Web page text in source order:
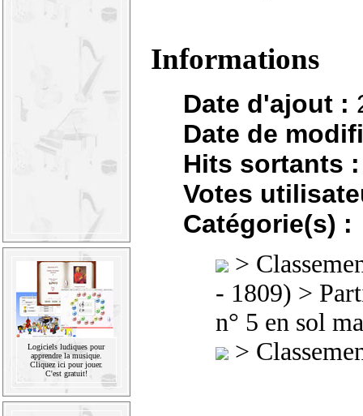
Logiciels ludiques pour
apprendre la musique.
Cliquez ici pour jouer.
C'est gratuit!
Informations
Date d'ajout :
Date de
Hits sortants :
Votes
Catégorie(s) :
>
- 1809) >
n° 5 en sol
>